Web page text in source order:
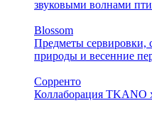
звуковыми волнами
Blossom
Предметы
природы и весенние
Сорренто
Коллаборация TKANO